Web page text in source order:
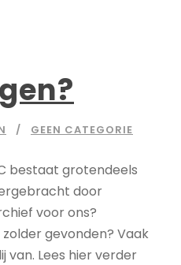
GEEN CATEGORIE
bestaat grotendeels
door
voor ons?
gevonden? Vaak
van. Lees hier verder